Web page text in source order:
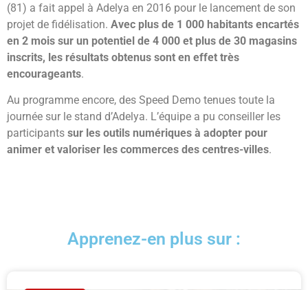
(81) a fait appel à Adelya en 2016 pour le lancement de son
projet de fidélisation. Avec plus de 1 000 habitants encartés
en 2 mois sur un potentiel de 4 000 et plus de 30 magasins
inscrits, les résultats obtenus sont en effet très
encourageants.
Au programme encore, des Speed Demo tenues toute la
journée sur le stand d’Adelya. L’équipe a pu conseiller les
participants sur les outils numériques à adopter pour
animer et valoriser les commerces des centres-villes.
Apprenez-en plus sur :